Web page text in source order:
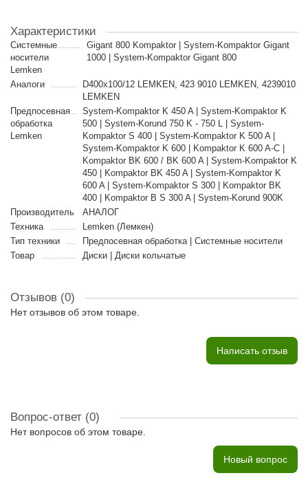
Характеристики
Cистемные
носители
Lemken
Gigant 800 Kompaktor | System-Kompaktor Gigant
1000 | System-Kompaktor Gigant 800
Аналоги
D400x100/12 LEMKEN, 423 9010 LEMKEN, 4239010
LEMKEN
Предпосевная
обработка
Lemken
System-Kompaktor K 450 A | System-Kompaktor K
500 | System-Korund 750 K - 750 L | System-
Kompaktor S 400 | System-Kompaktor K 500 A |
System-Kompaktor K 600 | Kompaktor K 600 A-C |
Kompaktor BK 600 / BK 600 A | System-Kompaktor K
450 | Kompaktor BK 450 A | System-Kompaktor K
600 A | System-Kompaktor S 300 | Kompaktor BK
400 | Kompaktor B S 300 A | System-Korund 900K
Производитель
АНАЛОГ
Техника
Lemken (Лемкен)
Тип техники
Предпосевная обработка | Cистемные носители
Товар
Диски | Диски кольчатые
Отзывов (0)
Нет отзывов об этом товаре.
Написать отзыв
Вопрос-ответ (0)
Нет вопросов об этом товаре.
Новый вопрос